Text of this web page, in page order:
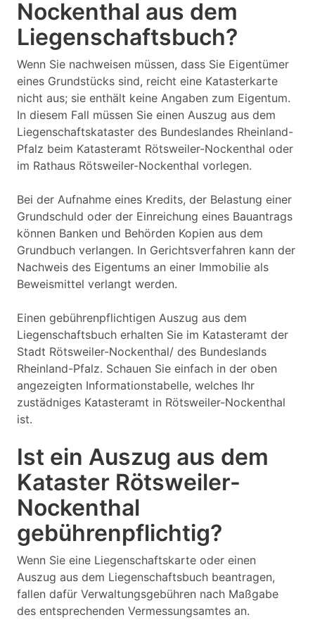
Nockenthal aus dem
Liegenschaftsbuch?
Wenn Sie nachweisen müssen, dass Sie Eigentümer
eines Grundstücks sind, reicht eine Katasterkarte
nicht aus; sie enthält keine Angaben zum Eigentum.
In diesem Fall müssen Sie einen Auszug aus dem
Liegenschaftskataster des Bundeslandes Rheinland-
Pfalz beim Katasteramt Rötsweiler-Nockenthal oder
im Rathaus Rötsweiler-Nockenthal vorlegen.
Bei der Aufnahme eines Kredits, der Belastung einer
Grundschuld oder der Einreichung eines Bauantrags
können Banken und Behörden Kopien aus dem
Grundbuch verlangen. In Gerichtsverfahren kann der
Nachweis des Eigentums an einer Immobilie als
Beweismittel verlangt werden.
Einen gebührenpflichtigen Auszug aus dem
Liegenschaftsbuch erhalten Sie im Katasteramt der
Stadt Rötsweiler-Nockenthal/ des Bundeslands
Rheinland-Pfalz. Schauen Sie einfach in der oben
angezeigten Informationstabelle, welches Ihr
zustädniges Katasteramt in Rötsweiler-Nockenthal
ist.
Ist ein Auszug aus dem
Kataster Rötsweiler-
Nockenthal
gebührenpflichtig?
Wenn Sie eine Liegenschaftskarte oder einen
Auszug aus dem Liegenschaftsbuch beantragen,
fallen dafür Verwaltungsgebühren nach Maßgabe
des entsprechenden Vermessungsamtes an.